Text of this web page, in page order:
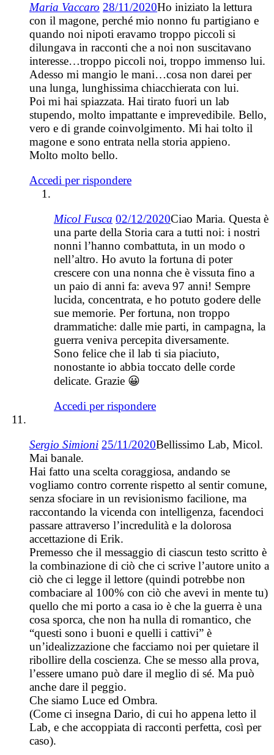
Maria Vaccaro 28/11/2020Ho iniziato la lettura
con il magone, perché mio nonno fu partigiano e
quando noi nipoti eravamo troppo piccoli si
dilungava in racconti che a noi non suscitavano
interesse…troppo piccoli noi, troppo immenso lui.
Adesso mi mangio le mani…cosa non darei per
una lunga, lunghissima chiacchierata con lui.
Poi mi hai spiazzata. Hai tirato fuori un lab
stupendo, molto impattante e imprevedibile. Bello,
vero e di grande coinvolgimento. Mi hai tolto il
magone e sono entrata nella storia appieno.
Molto molto bello.
Accedi per rispondere
Micol Fusca 02/12/2020Ciao Maria. Questa è
una parte della Storia cara a tutti noi: i nostri
nonni l’hanno combattuta, in un modo o
nell’altro. Ho avuto la fortuna di poter
crescere con una nonna che è vissuta fino a
un paio di anni fa: aveva 97 anni! Sempre
lucida, concentrata, e ho potuto godere delle
sue memorie. Per fortuna, non troppo
drammatiche: dalle mie parti, in campagna, la
guerra veniva percepita diversamente.
Sono felice che il lab ti sia piaciuto,
nonostante io abbia toccato delle corde
delicate. Grazie 😀
Accedi per rispondere
Sergio Simioni 25/11/2020Bellissimo Lab, Micol.
Mai banale.
Hai fatto una scelta coraggiosa, andando se
vogliamo contro corrente rispetto al sentir comune,
senza sfociare in un revisionismo facilione, ma
raccontando la vicenda con intelligenza, facendoci
passare attraverso l’incredulità e la dolorosa
accettazione di Erik.
Premesso che il messaggio di ciascun testo scritto è
la combinazione di ciò che ci scrive l’autore unito a
ciò che ci legge il lettore (quindi potrebbe non
combaciare al 100% con ciò che avevi in mente tu)
quello che mi porto a casa io è che la guerra è una
cosa sporca, che non ha nulla di romantico, che
“questi sono i buoni e quelli i cattivi” è
un’idealizzazione che facciamo noi per quietare il
ribollire della coscienza. Che se messo alla prova,
l’essere umano può dare il meglio di sé. Ma può
anche dare il peggio.
Che siamo Luce ed Ombra.
(Come ci insegna Dario, di cui ho appena letto il
Lab, e che accoppiata di racconti perfetta, così per
caso).